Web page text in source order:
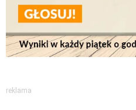
reklama